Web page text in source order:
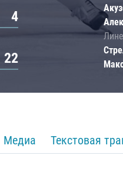
4
22
Медиа Текстовая